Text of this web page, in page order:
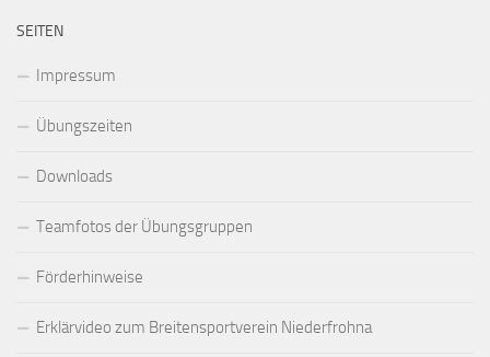
SEITEN
Impressum
Übungszeiten
Downloads
Teamfotos der Übungsgruppen
Förderhinweise
Erklärvideo zum Breitensportverein Niederfrohna